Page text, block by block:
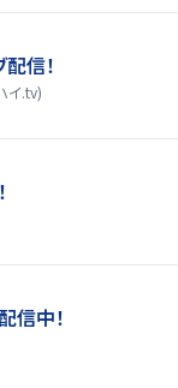
信！
イ.tv)
信中！